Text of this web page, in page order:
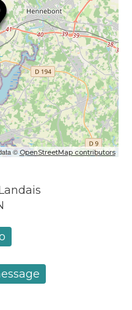
©OpenStreetMap contributors